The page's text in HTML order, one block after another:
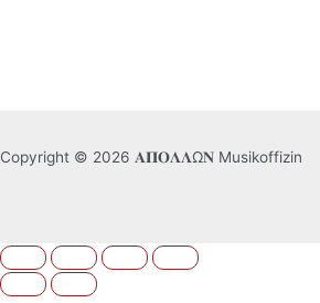
Copyright © 2026 𝚨𝚷𝚶𝚲𝚲Ω𝚴 Musikoffizin